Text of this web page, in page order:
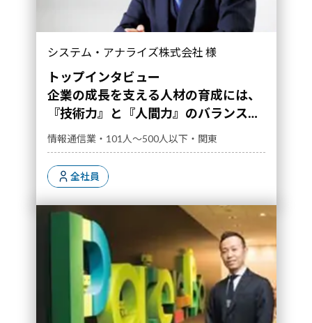
力』と『人間力』のバランスが大切｜導入事
例">
システム・アナライズ株式会社 様
トップインタビュー
企業の成長を支える人材の育成には、
『技術力』と『人間力』のバランスが
大切
情報通信業・101人～500人以下・関東
全社員